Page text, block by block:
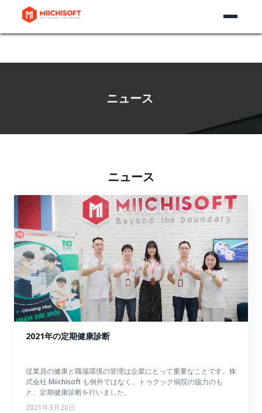
ニュース​
ニュース
2021年の定期健康診断
従業員の健康と職場環境の管理は企業にとって重要なことです。株
式会社 Miichisoft も例外ではなく、トゥクック病院の協力のも
と、定期健康診断を行いました。
2021年3月20日